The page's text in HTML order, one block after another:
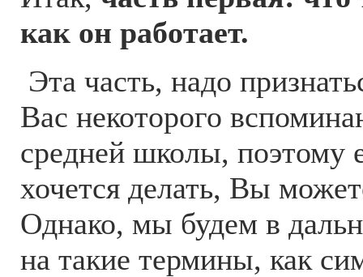
как он работает.
Эта часть, надо
Вас некоторого
средней школы, поэтому
хочется делать, Вы
Однако, мы будем в
на такие термины, как